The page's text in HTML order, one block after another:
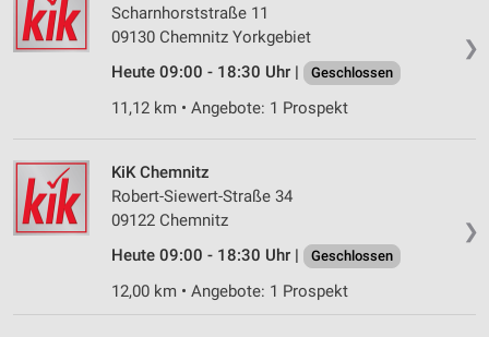
❯
Scharnhorststraße 11
09130 Chemnitz Yorkgebiet
Heute 09:00 - 18:30 Uhr |
Geschlossen
11,12 km • Angebote: 1 Prospekt
❯
KiK Chemnitz
Robert-Siewert-Straße 34
09122 Chemnitz
Heute 09:00 - 18:30 Uhr |
Geschlossen
12,00 km • Angebote: 1 Prospekt
Geräte anhand von aktiv angeforderten
Informationen identifizieren
Nicht-IAB-Verarbeitungszwecke:
Funktional
Werbung